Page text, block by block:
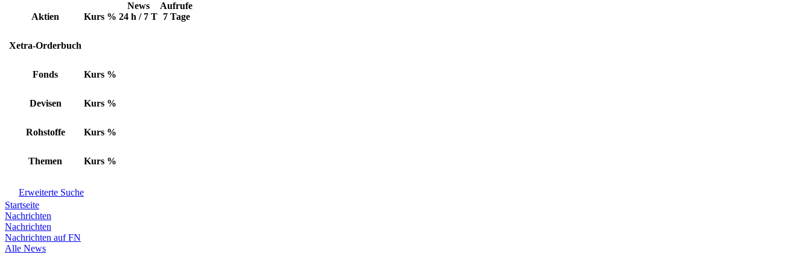
Aktien Kurs %
News
24 h / 7 T
Aufrufe
7 Tage
Xetra-Orderbuch
Fonds Kurs %
Devisen Kurs %
Rohstoffe Kurs %
Themen Kurs %
Erweiterte Suche
Startseite
Nachrichten
Nachrichten
Nachrichten auf FN
Alle News